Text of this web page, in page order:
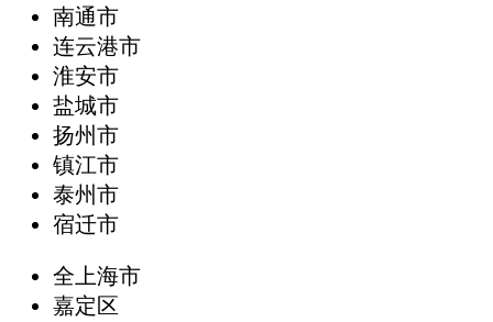
南通市
连云港市
淮安市
盐城市
扬州市
镇江市
泰州市
宿迁市
全上海市
嘉定区